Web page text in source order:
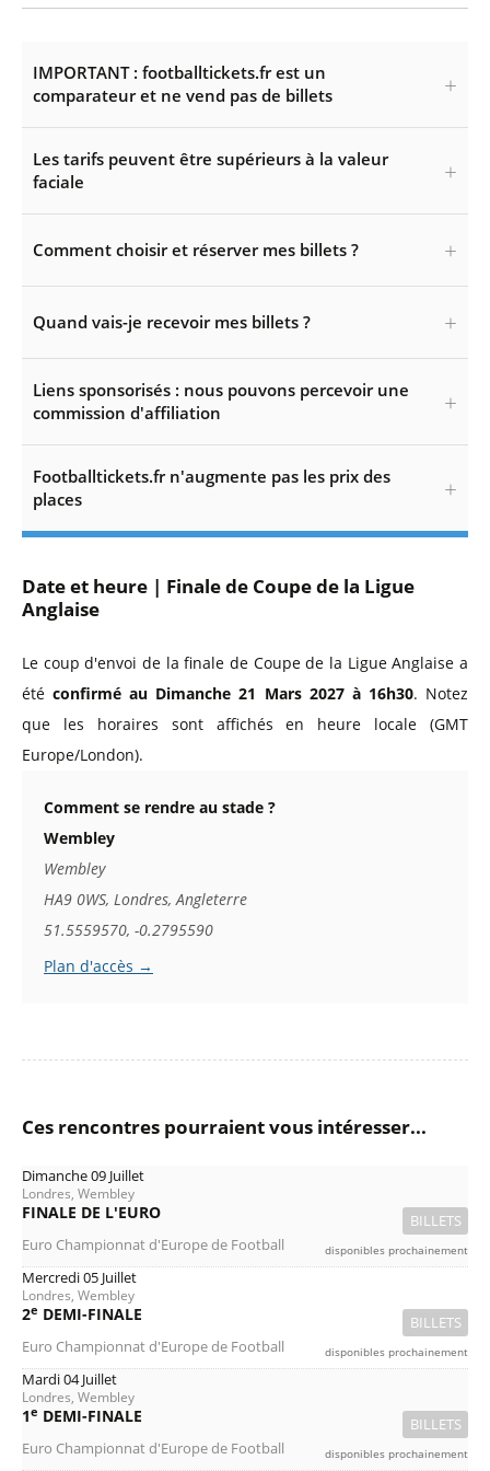
IMPORTANT : footballtickets.fr est un
comparateur et ne vend pas de billets
Les tarifs peuvent être supérieurs à la valeur
faciale
Comment choisir et réserver mes billets ?
Quand vais-je recevoir mes billets ?
Liens sponsorisés : nous pouvons percevoir une
commission d'affiliation
Footballtickets.fr n'augmente pas les prix des
places
Date et heure | Finale de Coupe de la Ligue
Anglaise
Le coup d'envoi de la finale de Coupe de la Ligue Anglaise a
étéconfirmé au Dimanche 21 Mars 2027 à 16h30. Notez
que les horaires sont affichés en heure locale (GMT
Europe/London).
Comment se rendre au stade ?
Wembley
Wembley
HA9 0WS, Londres, Angleterre
51.5559570, -0.2795590
Plan d'accès →
Ces rencontres pourraient vous intéresser...
Dimanche 09 Juillet
Londres, Wembley
BILLETS
FINALE DE L'EURO
Euro Championnat d'Europe de Football disponibles prochainement
Mercredi 05 Juillet
Londres, Wembley
BILLETS
2e DEMI-FINALE
Euro Championnat d'Europe de Football disponibles prochainement
Mardi 04 Juillet
Londres, Wembley
BILLETS
1e DEMI-FINALE
Euro Championnat d'Europe de Football disponibles prochainement